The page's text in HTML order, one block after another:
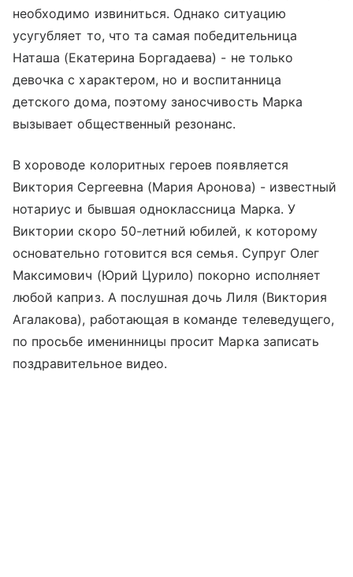
необходимо извиниться. Однако ситуацию
усугубляет то, что та самая победительница
Наташа (Екатерина Боргадаева) - не только
девочка с характером, но и воспитанница
детского дома, поэтому заносчивость Марка
вызывает общественный резонанс.
В хороводе колоритных героев появляется
Виктория Сергеевна (Мария Аронова) - известный
нотариус и бывшая одноклассница Марка. У
Виктории скоро 50-летний юбилей, к которому
основательно готовится вся семья. Супруг Олег
Максимович (Юрий Цурило) покорно исполняет
любой каприз. А послушная дочь Лиля (Виктория
Агалакова), работающая в команде телеведущего,
по просьбе именинницы просит Марка записать
поздравительное видео.